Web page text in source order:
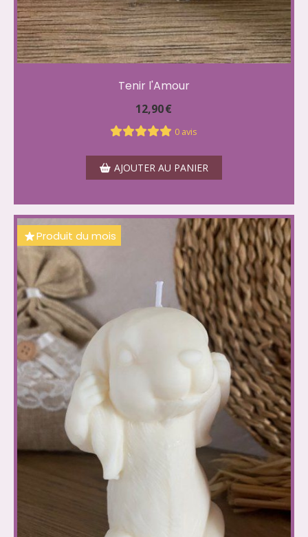
Tenir l'Amour
12,90€
0 avis
AJOUTER AU PANIER
Produit du mois